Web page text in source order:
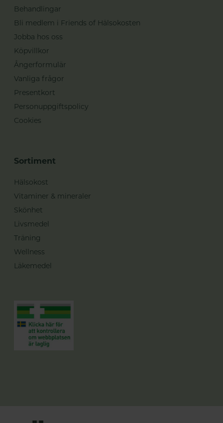
Behandlingar
Bli medlem i Friends of Hälsokosten
Jobba hos oss
Köpvillkor
Ångerformulär
Vanliga frågor
Presentkort
Personuppgiftspolicy
Cookies
Sortiment
Hälsokost
Vitaminer & mineraler
Skönhet
Livsmedel
Träning
Wellness
Läkemedel